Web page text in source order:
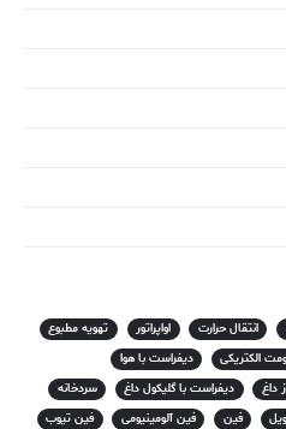
انتقال حرارت اواپراتور
تهویه مطبوع
الکتریکی
دیفراست با هوا
داغ دیفراست با گلیکول داغ
سردخانه
فین فین آلومینیومی
فین تیوب